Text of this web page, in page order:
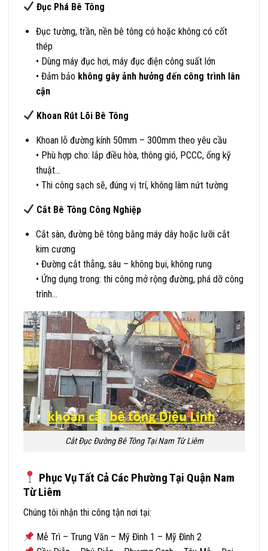
Đục Phá Bê Tông
Đục tường, trần, nền bê tông có hoặc không có cốt
thép
• Dùng máy đục hơi, máy đục điện công suất lớn
• Đảm bảo không gây ảnh hưởng đến công trình lân
cận
Khoan Rút Lõi Bê Tông
Khoan lỗ đường kính 50mm – 300mm theo yêu cầu
• Phù hợp cho: lắp điều hòa, thông gió, PCCC, ống kỹ
thuật…
• Thi công sạch sẽ, đúng vị trí, không làm nứt tường
Cắt Bê Tông Công Nghiệp
Cắt sàn, đường bê tông bằng máy dây hoặc lưỡi cắt
kim cương
• Đường cắt thẳng, sâu – không bụi, không rung
• Ứng dụng trong: thi công mở rộng đường, phá dỡ công
trình…
Cắt Đục Đường Bê Tông Tại Nam Từ Liêm
Phục Vụ Tất Cả Các Phường Tại Quận Nam
Từ Liêm
Chúng tôi nhận thi công tận nơi tại:
Mễ Trì – Trung Văn – Mỹ Đình 1 – Mỹ Đình 2